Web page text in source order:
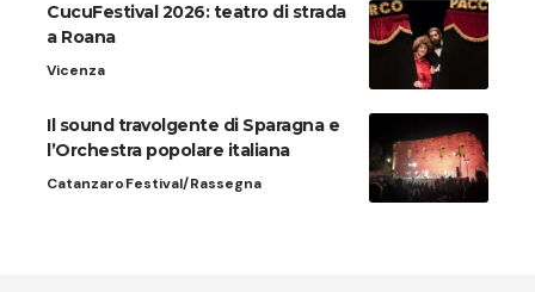
CucuFestival 2026: teatro di strada
a Roana
Vicenza
Il sound travolgente di Sparagna e
l’Orchestra popolare italiana
CatanzaroFestival/Rassegna